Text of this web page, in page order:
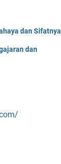
dan Sifatnya
dan